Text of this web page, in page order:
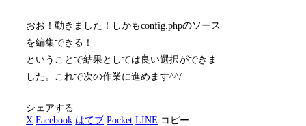
おお！動きました！しかもconfig.phpのソース
を編集できる！
ということで結果としては良い選択ができま
した。これで次の作業に進めます^^/
シェアする
X Facebook はてブ Pocket LINE コピー